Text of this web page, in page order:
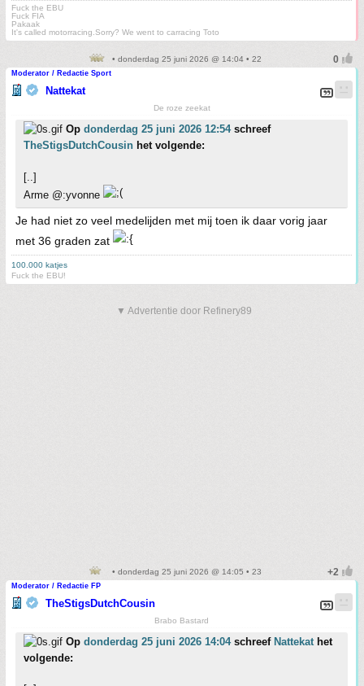
Fuck the EBU
Fuck FIA
Pakaak
It's called motorracing.Sorry? We went to carracing Toto
• donderdag 25 juni 2026 @ 14:04 • 22
Moderator / Redactie Sport
Nattekat
De roze zeekat
Op donderdag 25 juni 2026 12:54schreef
TheStigsDutchCousin het volgende:
[..]
Arme @:yvonne
Je had niet zo veel medelijden met mij toen ik daar vorig jaar
met 36 graden zat
100.000 katjes
Fuck the EBU!
▼ Advertentie door Refinery89
• donderdag 25 juni 2026 @ 14:05 • 23
Moderator / Redactie FP
TheStigsDutchCousin
Brabo Bastard
Op donderdag 25 juni 2026 14:04schreef Nattekathet
volgende: